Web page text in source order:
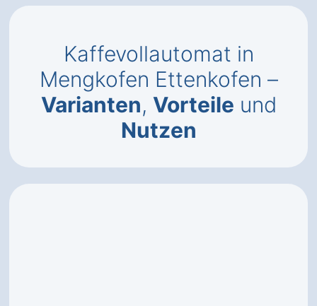
Kaffevollautomat in
Mengkofen Ettenkofen –
Varianten, Vorteile und
Nutzen